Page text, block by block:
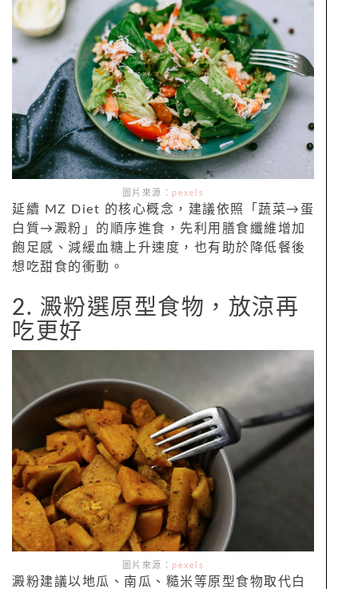
圖片來源： pexels
延續 MZ Diet 的核心概念，建議依照「蔬菜→蛋
白質→澱粉」的順序進食，先利用膳食纖維增加
飽足感、減緩血糖上升速度，也有助於降低餐後
想吃甜食的衝動。
2. 澱粉選原型食物，放涼再
吃更好
圖片來源： pexels
澱粉建議以地瓜、南瓜、糙米等原型食物取代白